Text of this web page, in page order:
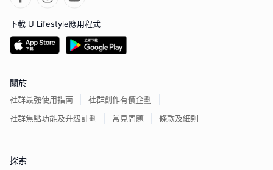
下載 U Lifestyle應用程式
關於
社群最強使用指南
社群創作有價企劃
社群焦點功能及升級計劃
常見問題 條款及細則
探索